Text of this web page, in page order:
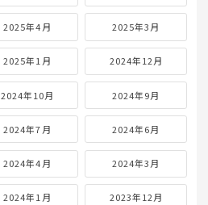
2025年4月 2025年3月
2025年1月 2024年12月
2024年10月 2024年9月
2024年7月 2024年6月
2024年4月 2024年3月
2024年1月 2023年12月